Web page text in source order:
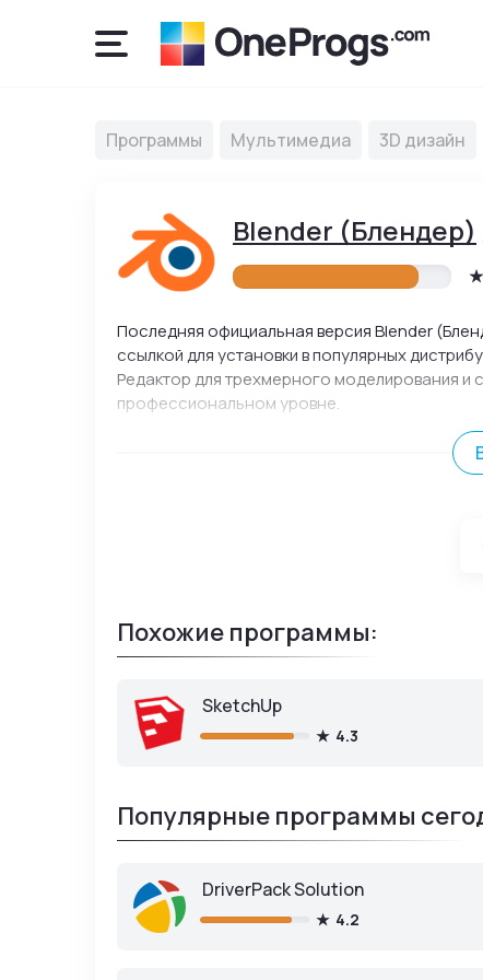
Программы Мультимедиа 3D дизайн
Blender (Блендер)
Последняя официальная версия Blender
ссылкой для установки в популярных
Редактор для трехмерного моделирования
профессиональном уровне.
Похожие программы:
SketchUp
4.3
Популярные программы
DriverPack Solution
4.2